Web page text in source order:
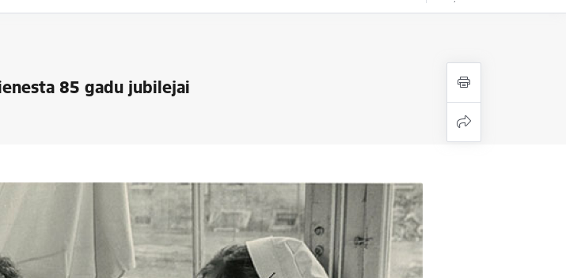
85 gadu jubilejai